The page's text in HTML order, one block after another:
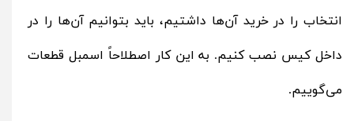
انتخاب را در خرید آن‌ها داشتیم، باید بتوانیم آن‌ها را در
داخل کیس نصب کنیم. به این کار اصطلاحاً اسمبل قطعات
می‌گوییم.